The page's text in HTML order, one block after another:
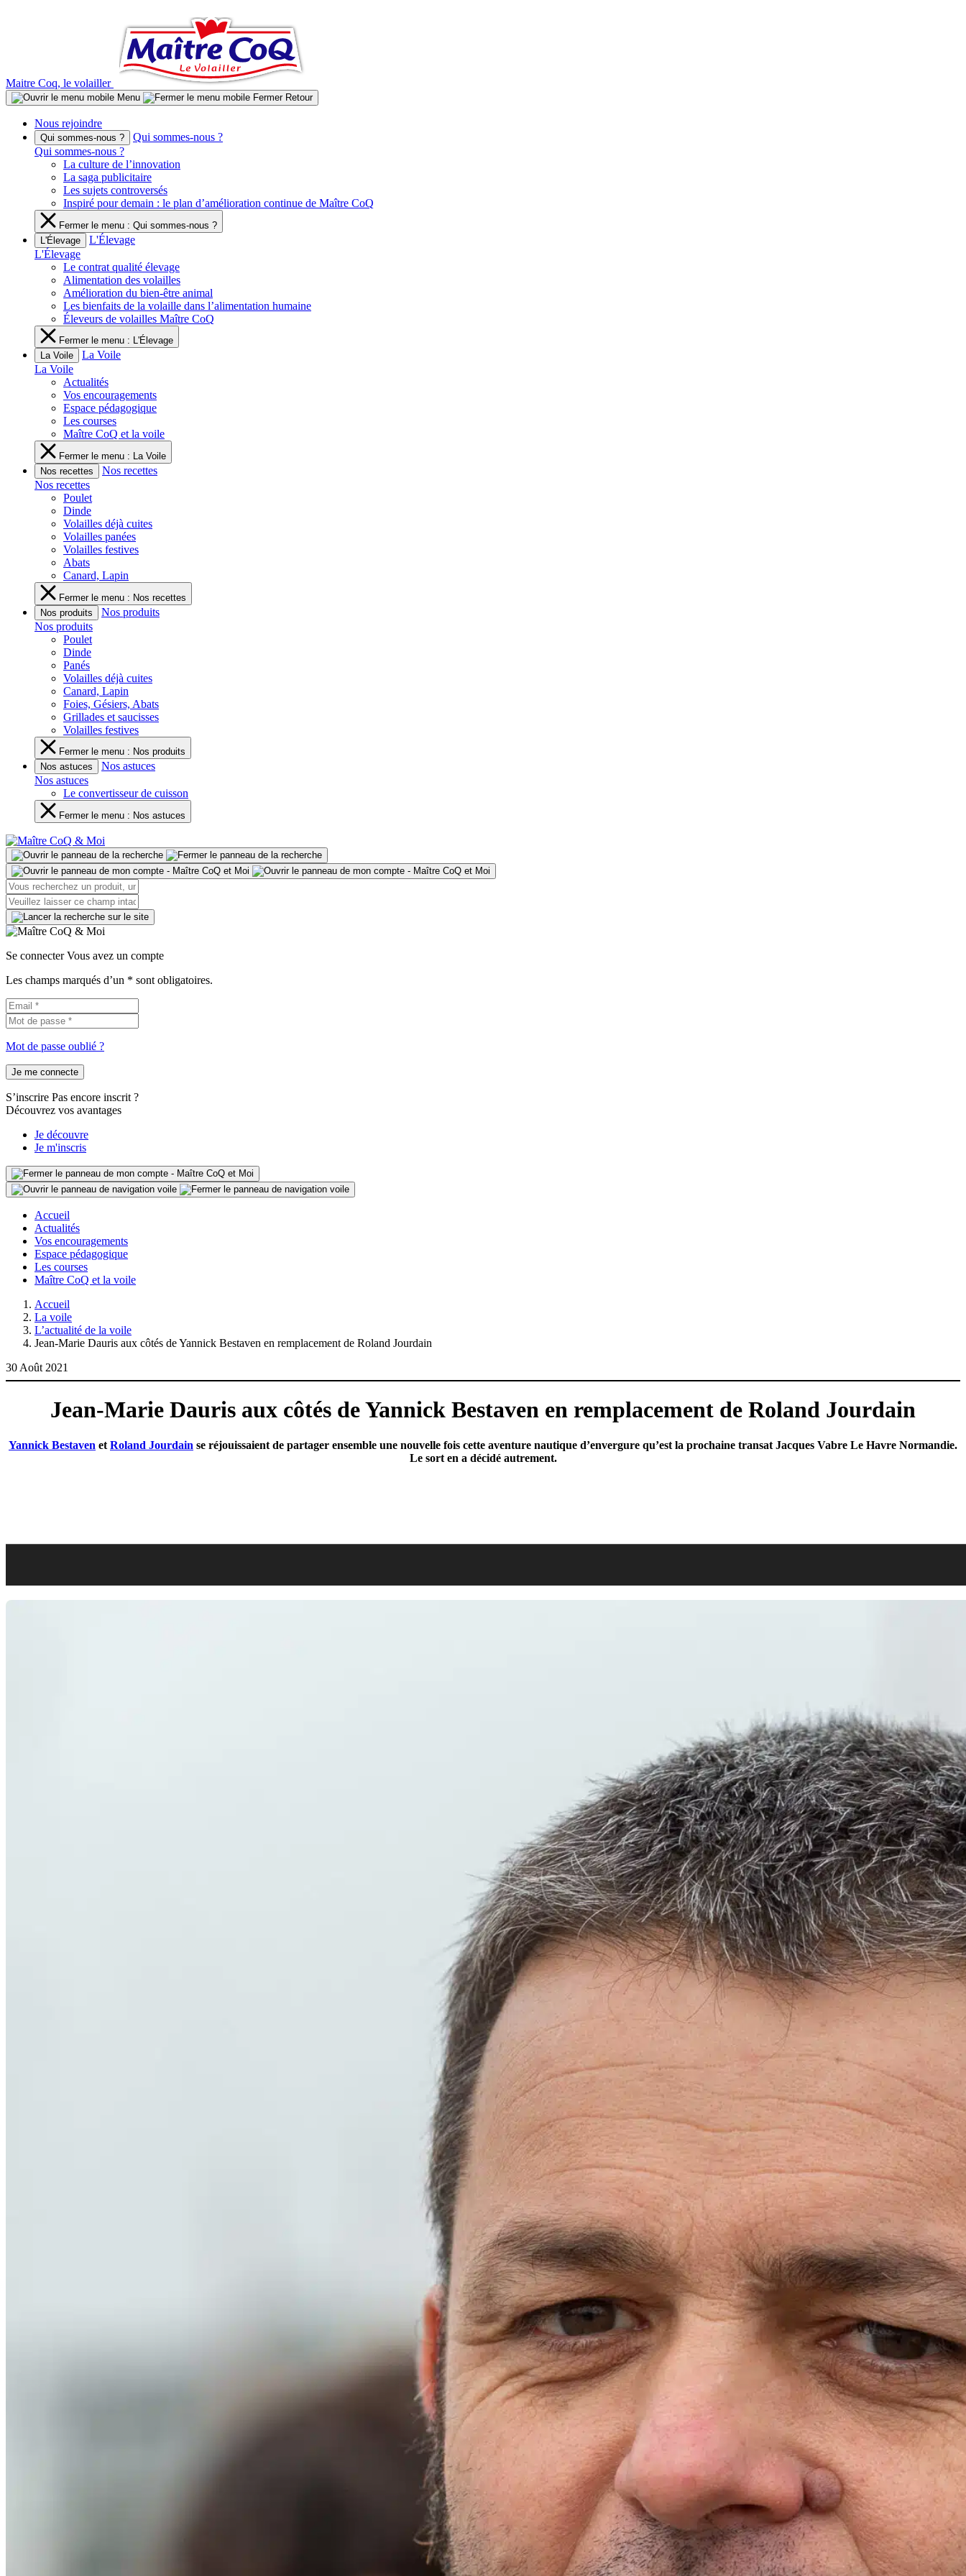
Maitre Coq, le volailler
Menu Fermer Retour
Nous rejoindre
Qui sommes-nous ?
Qui sommes-nous ?
Qui sommes-nous ?
La culture de l’innovation
La saga publicitaire
Les sujets controversés
Inspiré pour demain : le plan d’amélioration continue de Maître CoQ
Fermer le menu : Qui sommes-nous ?
L'Élevage
L'Élevage
L'Élevage
Le contrat qualité élevage
Alimentation des volailles
Amélioration du bien-être animal
Les bienfaits de la volaille dans l’alimentation humaine
Éleveurs de volailles Maître CoQ
Fermer le menu : L'Élevage
La Voile
La Voile
La Voile
Actualités
Vos encouragements
Espace pédagogique
Les courses
Maître CoQ et la voile
Fermer le menu : La Voile
Nos recettes
Nos recettes
Nos recettes
Poulet
Dinde
Volailles déjà cuites
Volailles panées
Volailles festives
Abats
Canard, Lapin
Fermer le menu : Nos recettes
Nos produits
Nos produits
Nos produits
Poulet
Dinde
Panés
Volailles déjà cuites
Canard, Lapin
Foies, Gésiers, Abats
Grillades et saucisses
Volailles festives
Fermer le menu : Nos produits
Nos astuces
Nos astuces
Nos astuces
Le convertisseur de cuisson
Fermer le menu : Nos astuces
Se connecter Vous avez un compte
Les champs marqués d’un * sont obligatoires.
Mot de passe oublié ?
Je me connecte
S’inscrire Pas encore inscrit ?
Découvrez vos avantages
Je découvre
Je m'inscris
Accueil
Actualités
Vos encouragements
Espace pédagogique
Les courses
Maître CoQ et la voile
Accueil
La voile
L’actualité de la voile
Jean-Marie Dauris aux côtés de Yannick Bestaven en remplacement de Roland Jourdain
30 Août 2021
Jean-Marie Dauris aux côtés de Yannick Bestaven en remplacement de Roland Jourdain
Yannick Bestaven et Roland Jourdain se réjouissaient de partager ensemble une nouvelle fois cette aventure nautique d’envergure qu’est la prochaine transat Jacques Vabre Le Havre Normandie.
Le sort en a décidé autrement.